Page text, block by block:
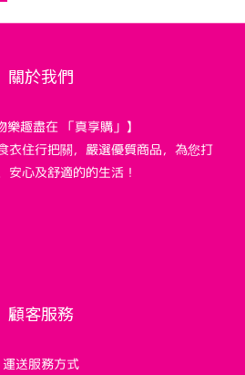
關於我們
樂趣盡在 「真享購」】
衣住行把關，嚴選優質商品，為您打
安心及舒適的的生活！
顧客服務
運送服務方式